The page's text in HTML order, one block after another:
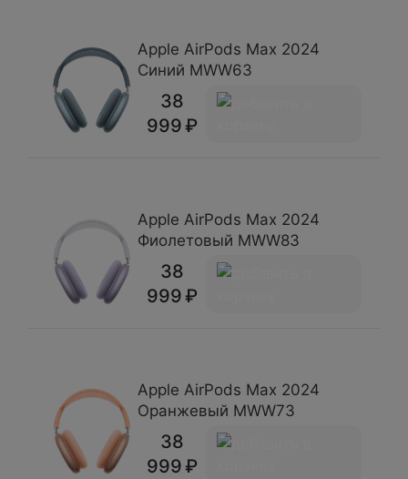
Apple AirPods Max 2024
Синий MWW63
38
999
Apple AirPods Max 2024
Фиолетовый MWW83
38
999
Apple AirPods Max 2024
Оранжевый MWW73
38
999